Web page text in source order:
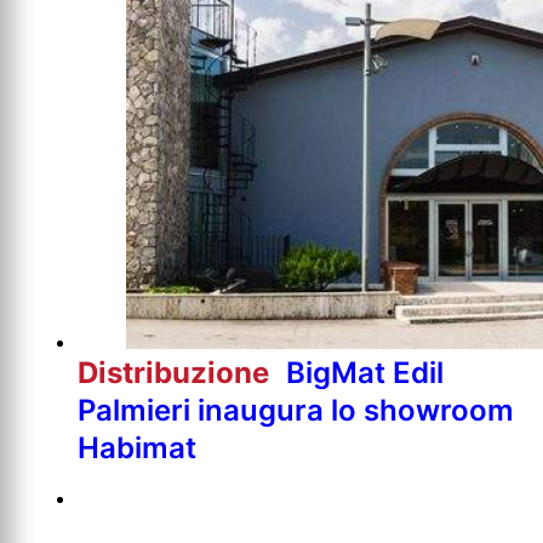
Distribuzione BigMat Edil
Palmieri inaugura lo showroom
Habimat